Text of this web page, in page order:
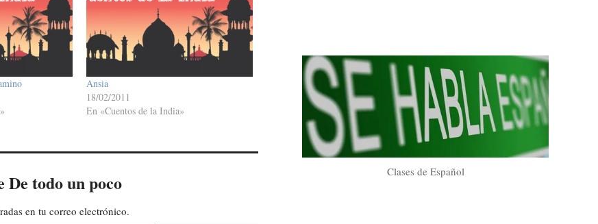
Ansia
18/02/2011
En «Cuentos de la India»
De todo un poco
en tu correo electrónico.
Clases de Español